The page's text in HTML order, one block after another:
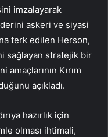
imzalayarak
askeri ve siyasi
terk edilen Herson,
sağlayan stratejik bir
Kırım
açıkladı.
hazırlık için
olması ihtimali,